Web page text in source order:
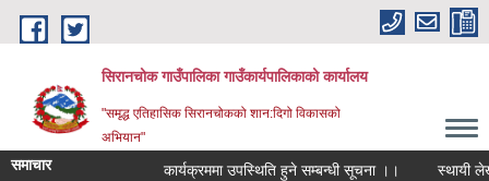
Skip to main content
सिरानचोक गाउँपालिका गाउँकार्यपालिकाको कार्यालय
"समृद्ध एतिहासिक सिरानचोकको शान:दिगो विकासको
अभियान"
समाचार कार्यक्रममा उपस्थिति हुने सम्बन्धी सूचना ।। स्थायी लेखा